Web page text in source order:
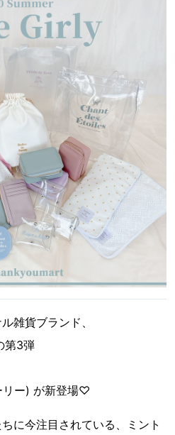
雑貨ブランド、
第3弾
リー) が新登場♡
に今注目されている、ミント